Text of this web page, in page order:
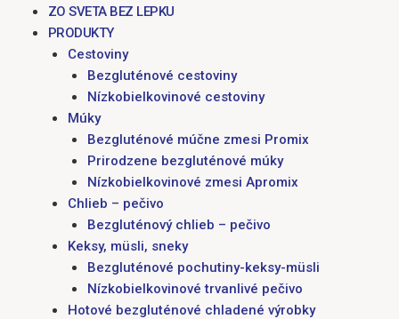
ZO SVETA BEZ LEPKU
PRODUKTY
Cestoviny
Bezgluténové cestoviny
Nízkobielkovinové cestoviny
Múky
Bezgluténové múčne zmesi Promix
Prirodzene bezgluténové múky
Nízkobielkovinové zmesi Apromix
Chlieb – pečivo
Bezgluténový chlieb – pečivo
Keksy, müsli, sneky
Bezgluténové pochutiny-keksy-müsli
Nízkobielkovinové trvanlivé pečivo
Hotové bezgluténové chladené výrobky